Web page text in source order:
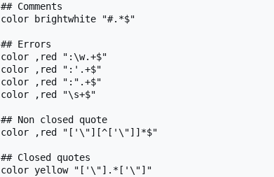
## Comments
color brightwhite "#.*$"
## Errors
color ,red ":\w.+$"
color ,red ":'.+$"
color ,red ":".+$"
color ,red "\s+$"
## Non closed quote
color ,red "['\"][^['\"]]*$"
## Closed quotes
color yellow "['\"].*['\"]"